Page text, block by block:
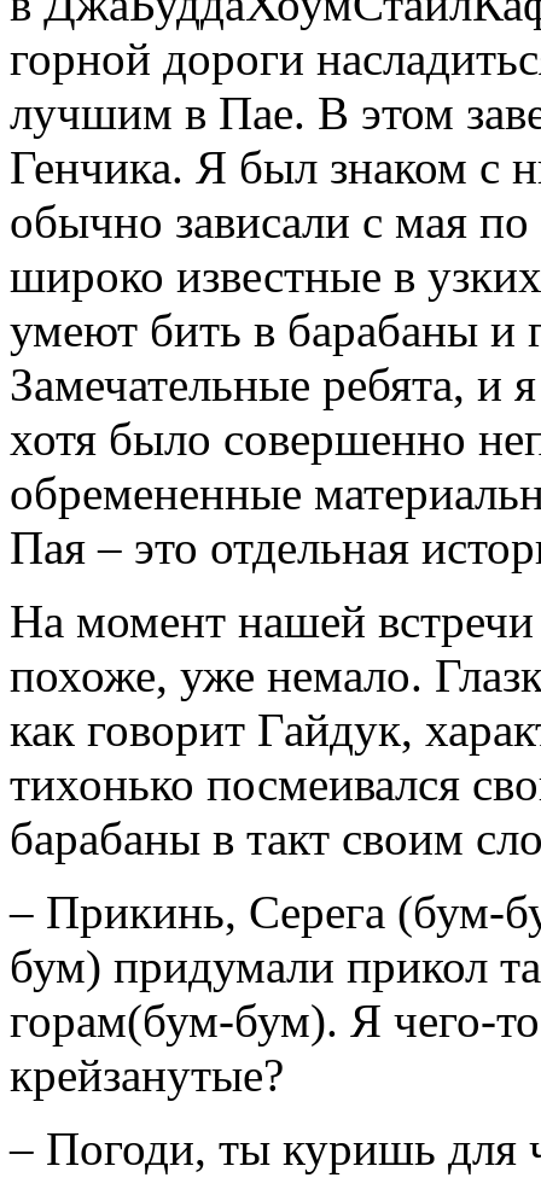
горной дороги
лучшим в Пае. В этом
Генчика. Я был знаком с
обычно зависали с мая
широко известные в
умеют бить в барабаны и
Замечательные ребята, и
хотя было совершенно
обремененные
Пая – это отдельная
На момент нашей
похоже, уже немало.
как говорит Гайдук,
тихонько посмеивался
барабаны в такт своим
– Прикинь, Серега (бум-
бум) придумали прикол
горам(бум-бум). Я чего-
крейзанутые?
– Погоди, ты куришь для